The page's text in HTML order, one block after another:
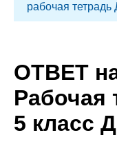
рабочая
ОТВЕТ
Рабочая
5 класс